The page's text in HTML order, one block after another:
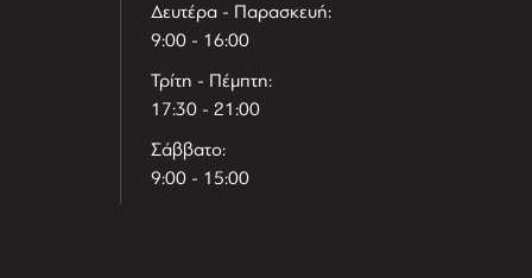
Δευτέρα - Παρασκευή:
9:00 - 16:00
Τρίτη - Πέμπτη:
17:30 - 21:00
Σάββατο:
9:00 - 15:00